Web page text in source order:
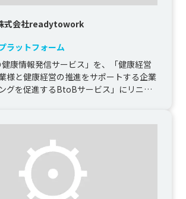
式会社readytowork
ラットフォーム
健康情報発信サービス」を、「健康経営
様と健康経営の推進をサポートする企業
グを促進するBtoBサービス」にリニュ